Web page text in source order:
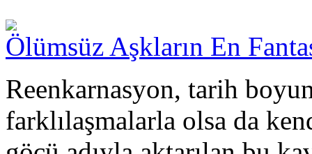
Ölümsüz Aşkların En
Reenkarnasyon, tarih
farklılaşmalarla olsa da